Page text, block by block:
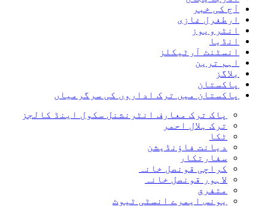
آج کی خبر
ارطغرل غازی
انٹرویوز
انڈیا
انسٹنٹ آرٹیکلز
اہم ترین
بلاگز
پاکستان
پاکستان میں ترک اداروں کی سرگرمیاں
پاک ترک معارف انٹرنشنل سکول اینڈ کالجز
ترک ہلال احمر
ٹکا
دیانت فاؤنڈیشن
سفارتکار
کراچی قونصل خانہ
لاہور قونصل خانہ
متفرق
یونس ایمرے انسٹی ٹیوٹ